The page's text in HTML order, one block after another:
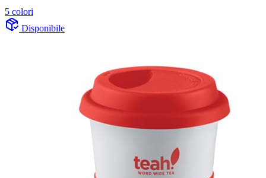
5 colori
Disponibile